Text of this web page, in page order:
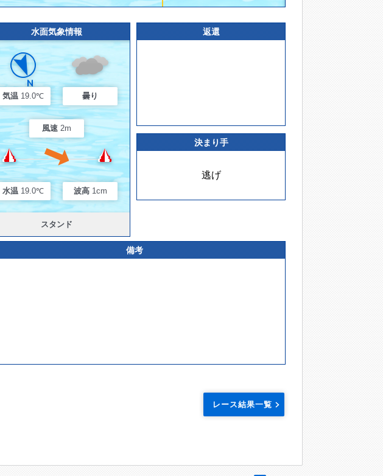
水面気象情報
気温 19.0℃ 曇り
風速 2m
水温 19.0℃ 波高 1cm
スタンド
返還
決まり手
逃げ
備考
レース結果一覧